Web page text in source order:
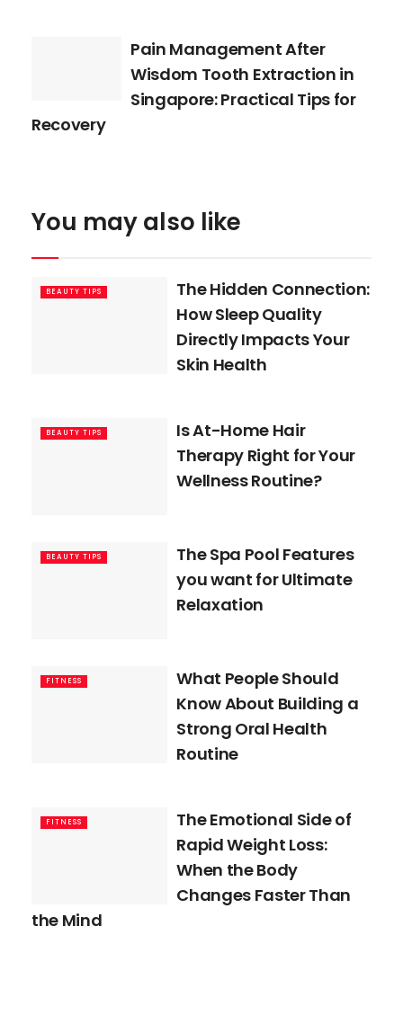
Pain Management After
Wisdom Tooth Extraction in
Singapore: Practical Tips for
Recovery
You may also like
BEAUTY TIPS
The Hidden Connection:
How Sleep Quality
Directly Impacts Your
Skin Health
BEAUTY TIPS
Is At-Home Hair
Therapy Right for Your
Wellness Routine?
BEAUTY TIPS
The Spa Pool Features
you want for Ultimate
Relaxation
FITNESS
What People Should
Know About Building a
Strong Oral Health
Routine
FITNESS
The Emotional Side of
Rapid Weight Loss:
When the Body
Changes Faster Than
the Mind